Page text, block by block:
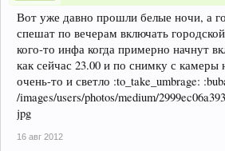
Вот уже давно прошли белые ночи, а
спешат по вечерам включать
кого-то инфа когда примерно начнут
как сейчас 23.00 и по снимку с
очень-то и светло :to_take_umbrage:
/images/users/photos/medium/
jpg
16 авг 2012